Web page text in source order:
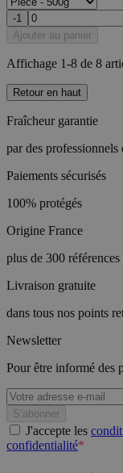
-1
Ajouter au panier
Affichage 1-8 de 8
Retour en haut
Fraîcheur garantie
par des
Paiements sécurisés
100% protégés
Origine France
plus de 300
Livraison gratuite
dans tous nos points
Newsletter
Pour être informé des
J'accepte les
confidentialité*